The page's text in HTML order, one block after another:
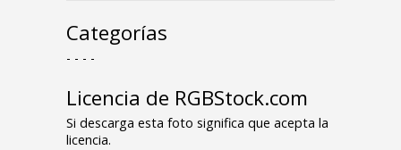
Categorías
- - - -
Licencia de RGBStock.com
Si descarga esta foto significa que acepta la
licencia.